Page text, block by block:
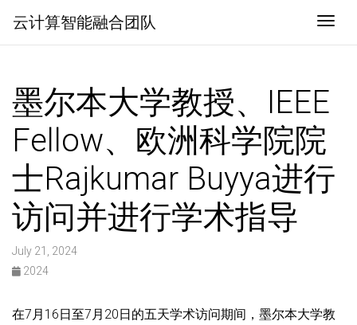
云计算智能融合团队
墨尔本大学教授、IEEE
Fellow、欧洲科学院院
士Rajkumar Buyya进行
访问并进行学术指导
July 21, 2024
2024
在7月16日至7月20日的五天学术访问期间，墨尔本大学教